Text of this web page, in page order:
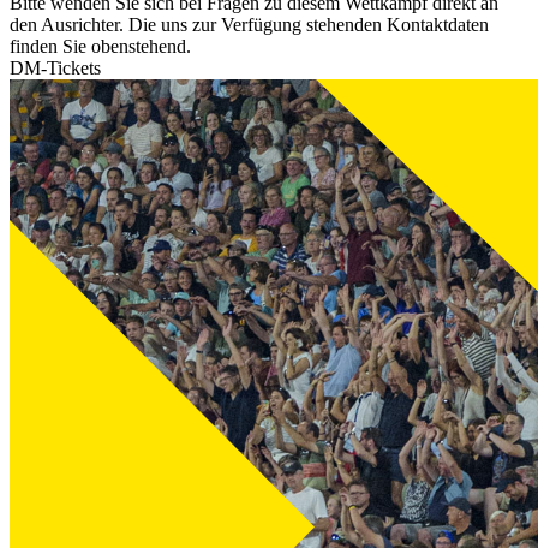
den Ausrichter. Die uns zur Verfügung stehenden Kontaktdaten
finden Sie obenstehend.
DM-Tickets